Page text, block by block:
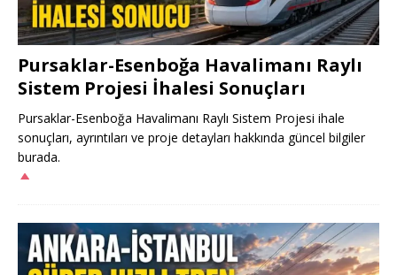
Pursaklar-Esenboğa Havalimanı Raylı
Sistem Projesi İhalesi Sonuçları
Pursaklar-Esenboğa Havalimanı Raylı Sistem Projesi ihale
sonuçları, ayrıntıları ve proje detayları hakkında güncel bilgiler
burada.